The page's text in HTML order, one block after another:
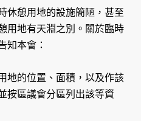
休憩用地的設施簡陋，甚至
用地有天淵之別。關於臨時
知本會：
地的位置、面積，以及作該
按區議會分區列出該等資